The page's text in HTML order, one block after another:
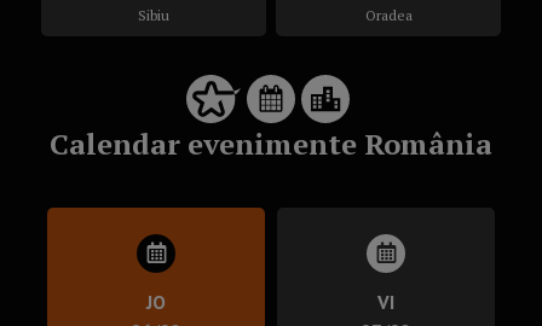
Sibiu Oradea
Calendar evenimente România
JO
VI